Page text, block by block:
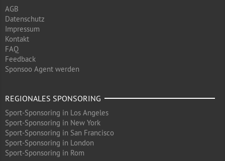
AGB
Datenschutz
Impressum
Kontakt
FAQ
Feedback
Sponsoo Agent werden
REGIONALES SPONSORING
Sport-Sponsoring in Los Angeles
Sport-Sponsoring in New York
Sport-Sponsoring in San Francisco
Sport-Sponsoring in London
Sport-Sponsoring in Rom